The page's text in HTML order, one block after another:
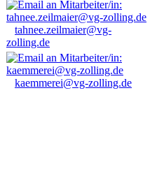
tahnee.zeilmaier@vg-
zolling.de
kaemmerei@vg-zolling.de